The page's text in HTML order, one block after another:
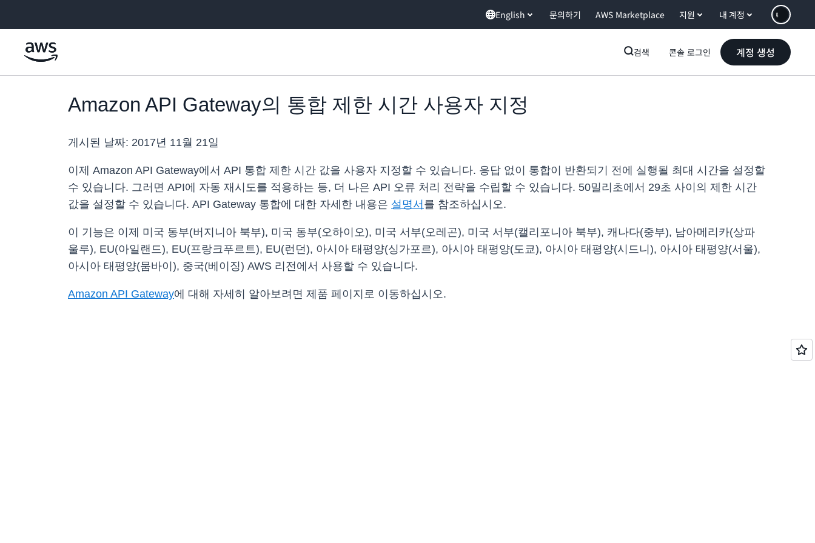
English 문의하기 AWS Marketplace 지원 내 계정
검색 콘솔 로그인 계정 생성
Amazon API Gateway의 통합 제한 시간 사용자 지정
게시된 날짜: 2017년 11월 21일
이제 Amazon API Gateway에서 API 통합 제한 시간 값을 사용자 지정할 수 있습니다. 응답 없이 통합이 반환되기 전에 실행될 최대 시간을 설정할
수 있습니다. 그러면 API에 자동 재시도를 적용하는 등, 더 나은 API 오류 처리 전략을 수립할 수 있습니다. 50밀리초에서 29초 사이의 제한 시간
값을 설정할 수 있습니다. API Gateway 통합에 대한 자세한 내용은 설명서 를 참조하십시오.
이 기능은 이제 미국 동부(버지니아 북부), 미국 동부(오하이오), 미국 서부(오레곤), 미국 서부(캘리포니아 북부), 캐나다(중부), 남아메리카(상파
울루), EU(아일랜드), EU(프랑크푸르트), EU(런던), 아시아 태평양(싱가포르), 아시아 태평양(도쿄), 아시아 태평양(시드니), 아시아 태평양(서울),
아시아 태평양(뭄바이), 중국(베이징) AWS 리전에서 사용할 수 있습니다.
Amazon API Gateway에 대해 자세히 알아보려면 제품 페이지로 이동하십시오.